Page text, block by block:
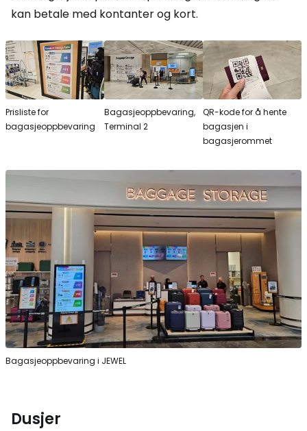
kan betale med kontanter og kort.
Prisliste for
bagasjeoppbevaring
Bagasjeoppbevaring,
Terminal 2
QR-kode for å hente
bagasjen i
bagasjerommet
Bagasjeoppbevaring i JEWEL
Dusjer